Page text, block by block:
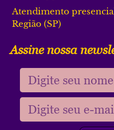
Atendimento
Região (SP)
Assine nossa